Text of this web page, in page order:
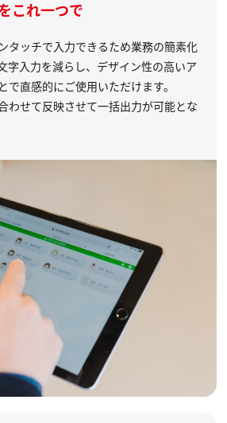
これ一つで
タッチで入力できるため業務の簡素化
字入力を減らし、デザイン性の高いア
で直感的にご使用いただけます。
わせて反映させて一括出力が可能とな